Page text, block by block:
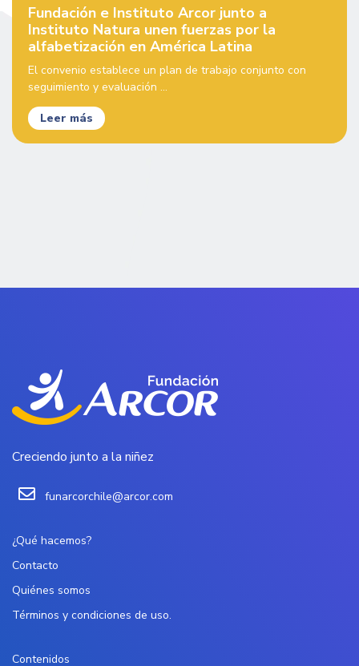
Fundación e Instituto Arcor junto a
Instituto Natura unen fuerzas por la
alfabetización en América Latina
El convenio establece un plan de trabajo conjunto con
seguimiento y evaluación ...
Leer más
Creciendo junto a la niñez
funarcorchile@arcor.com
¿Qué hacemos?
Contacto
Quiénes somos
Términos y condiciones de uso.
Contenidos